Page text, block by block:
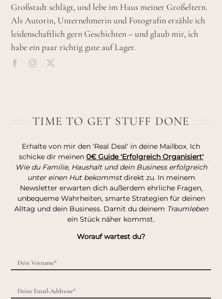
Großstadt schlägt, und lebe im Haus meiner Großeltern.
Als Autorin, Unternehmerin und Fotografin erzähle ich
leidenschaftlich gern Geschichten – und glaub mir, ich
habe ein paar richtig gute auf Lager.
TIME TO GET STUFF DONE
Erhalte von mir den 'Real Deal' in deine Mailbox. Ich
schicke dir meinen 0€ Guide 'Erfolgreich Organisiert'
Wie du Familie, Haushalt und dein Business erfolgreich
unter einen Hut bekommstdirekt zu. In meinem
Newsletter erwarten dich außerdem ehrliche Fragen,
unbequeme Wahrheiten, smarte Strategien für deinen
Alltag und dein Business. Damit du deinem Traumleben
ein Stück näher kommst.
Worauf wartest du?